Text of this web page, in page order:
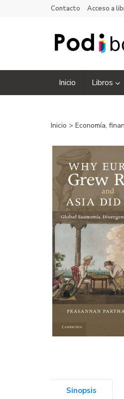
Contacto Acceso a
Inicio Libros
Inicio > Economía,
Sinopsis